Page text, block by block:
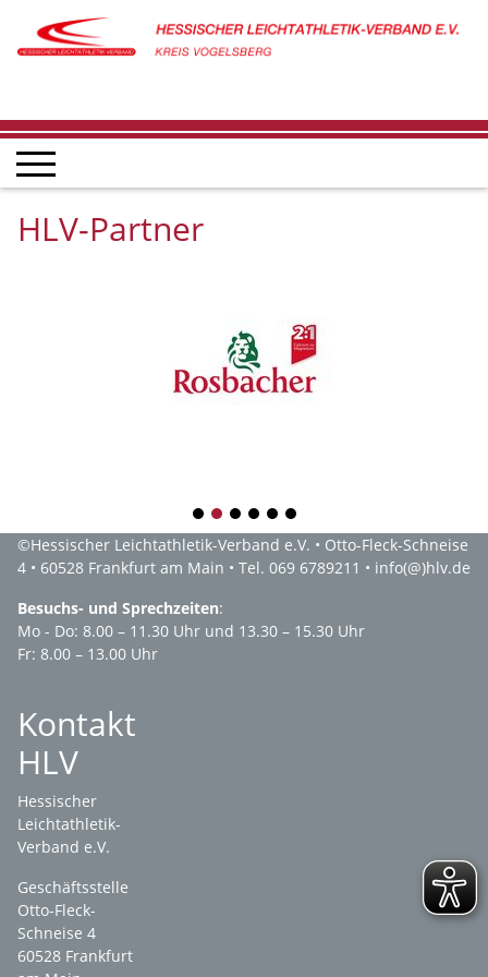
HLV-Partner
1 2 3 4 5 6
©Hessischer Leichtathletik-Verband e.V. • Otto-Fleck-Schneise
4 • 60528 Frankfurt am Main • Tel. 069 6789211 • info(@)hlv.de
Besuchs- und Sprechzeiten:
Mo - Do: 8.00 – 11.30 Uhr und 13.30 – 15.30 Uhr
Fr: 8.00 – 13.00 Uhr
Kontakt
HLV
Hessischer
Leichtathletik-
Verband e.V.
Geschäftsstelle
Otto-Fleck-
Schneise 4
60528 Frankfurt